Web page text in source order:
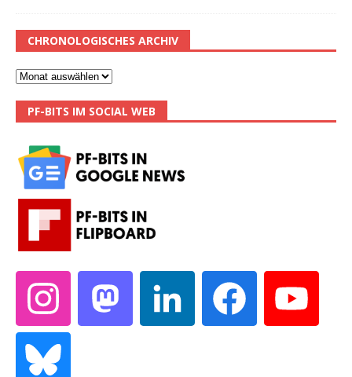
CHRONOLOGISCHES ARCHIV
PF-BITS IM SOCIAL WEB